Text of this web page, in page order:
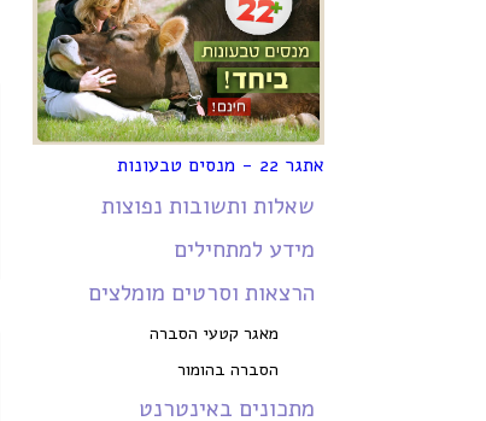
אתגר 22 - מנסים טבעונות
שאלות ותשובות נפוצות
מידע למתחילים
הרצאות וסרטים מומלצים
מאגר קטעי הסברה
הסברה בהומור
מתכונים באינטרנט